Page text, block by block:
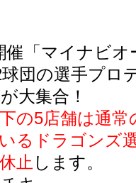
催「マイナビ
団の選手プロ
大集合！
の5店舗は通
るドラゴンズ
止 します。